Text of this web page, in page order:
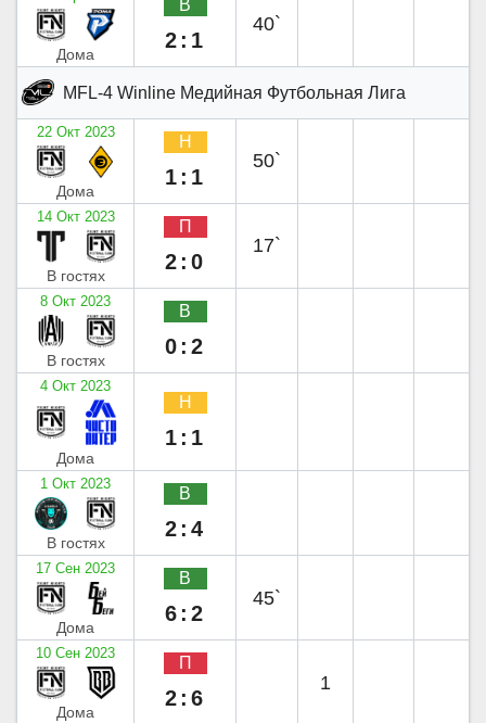
Дома
В
2:1
40`
MFL-4 Winline Медийная Футбольная Лига
22 Окт 2023
Дома
Н
1:1
50`
14 Окт 2023
В гостях
П
2:0
17`
8 Окт 2023
В гостях
В
0:2
4 Окт 2023
Дома
Н
1:1
1 Окт 2023
В гостях
В
2:4
17 Сен 2023
Дома
В
6:2
45`
10 Сен 2023
Дома
П
2:6
1